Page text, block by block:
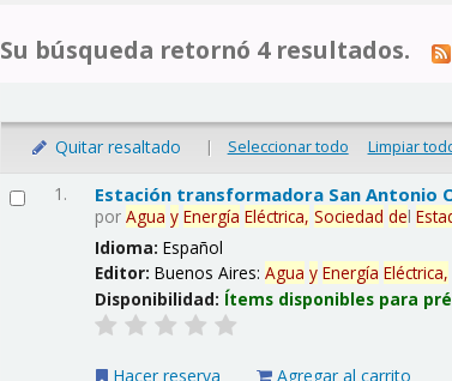
Su búsqueda retornó 4 resultados.
Quitar resaltado | Seleccionar todo Limpiar
1. Estación transformadora San Antonio
porAgua y Energía Eléctrica, Sociedad del
Idioma:Español
Editor:Buenos Aires:Agua y Energía Eléctrica,
Disponibilidad: Ítems disponibles para
Hacer reserva Agregar al carrito